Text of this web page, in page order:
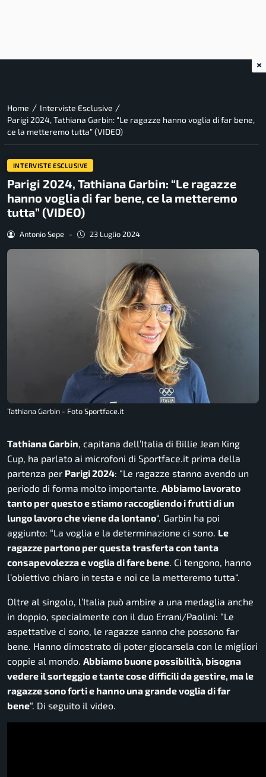
Home / Interviste Esclusive /
Parigi 2024, Tathiana Garbin: “Le ragazze hanno voglia di far bene,
ce la metteremo tutta” (VIDEO)
INTERVISTE ESCLUSIVE
Parigi 2024, Tathiana Garbin: “Le ragazze
hanno voglia di far bene, ce la metteremo
tutta” (VIDEO)
Antonio Sepe - 23 Luglio 2024
Tathiana Garbin - Foto Sportface.it
Tathiana Garbin, capitana dell’Italia di Billie Jean King
Cup, ha parlato ai microfoni di Sportface.it prima della
partenza per Parigi 2024: “Le ragazze stanno avendo un
periodo di forma molto importante. Abbiamo lavorato
tanto per questo e stiamo raccogliendo i frutti di un
lungo lavoro che viene da lontano“. Garbin ha poi
aggiunto: “La voglia e la determinazione ci sono. Le
ragazze partono per questa trasferta con tanta
consapevolezza e voglia di fare bene. Ci tengono, hanno
l’obiettivo chiaro in testa e noi ce la metteremo tutta“.
Oltre al singolo, l’Italia può ambire a una medaglia anche
in doppio, specialmente con il duo Errani/Paolini: “Le
aspettative ci sono, le ragazze sanno che possono far
bene. Hanno dimostrato di poter giocarsela con le migliori
coppie al mondo. Abbiamo buone possibilità, bisogna
vedere il sorteggio e tante cose difficili da gestire, ma le
ragazze sono forti e hanno una grande voglia di far
bene“. Di seguito il video.
×